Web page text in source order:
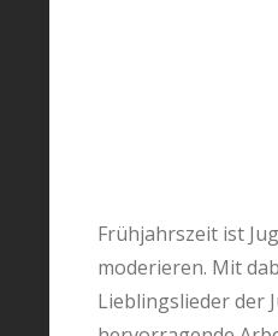
Frühjahrszeit ist
moderieren. Mit
Lieblingslieder der